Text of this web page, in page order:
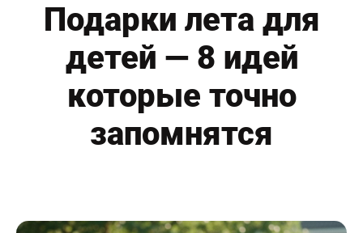
Дополнительные услуги
Наши работы
Отзывы клиентов
Подарки лета для
детей — 8 идей
которые точно
запомнятся